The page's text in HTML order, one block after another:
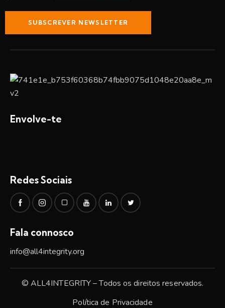
SUBSCREVER NEWSLETTER
Envolve-te
Redes Sociais
Fala connosco
info@all4integrity.org
© ALL4INTEGRITY – Todos os direitos reservados.
Política de Privacidade